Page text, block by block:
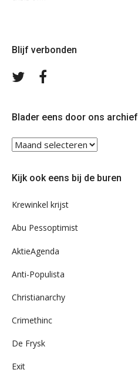
Blijf verbonden
Volg
Blader eens door ons archief
Blader
ons
Kijk ook eens bij de buren
Krewinkel krijst
Abu Pessoptimist
AktieAgenda
Anti-Populista
Christianarchy
Crimethinc
De Frysk
Exit